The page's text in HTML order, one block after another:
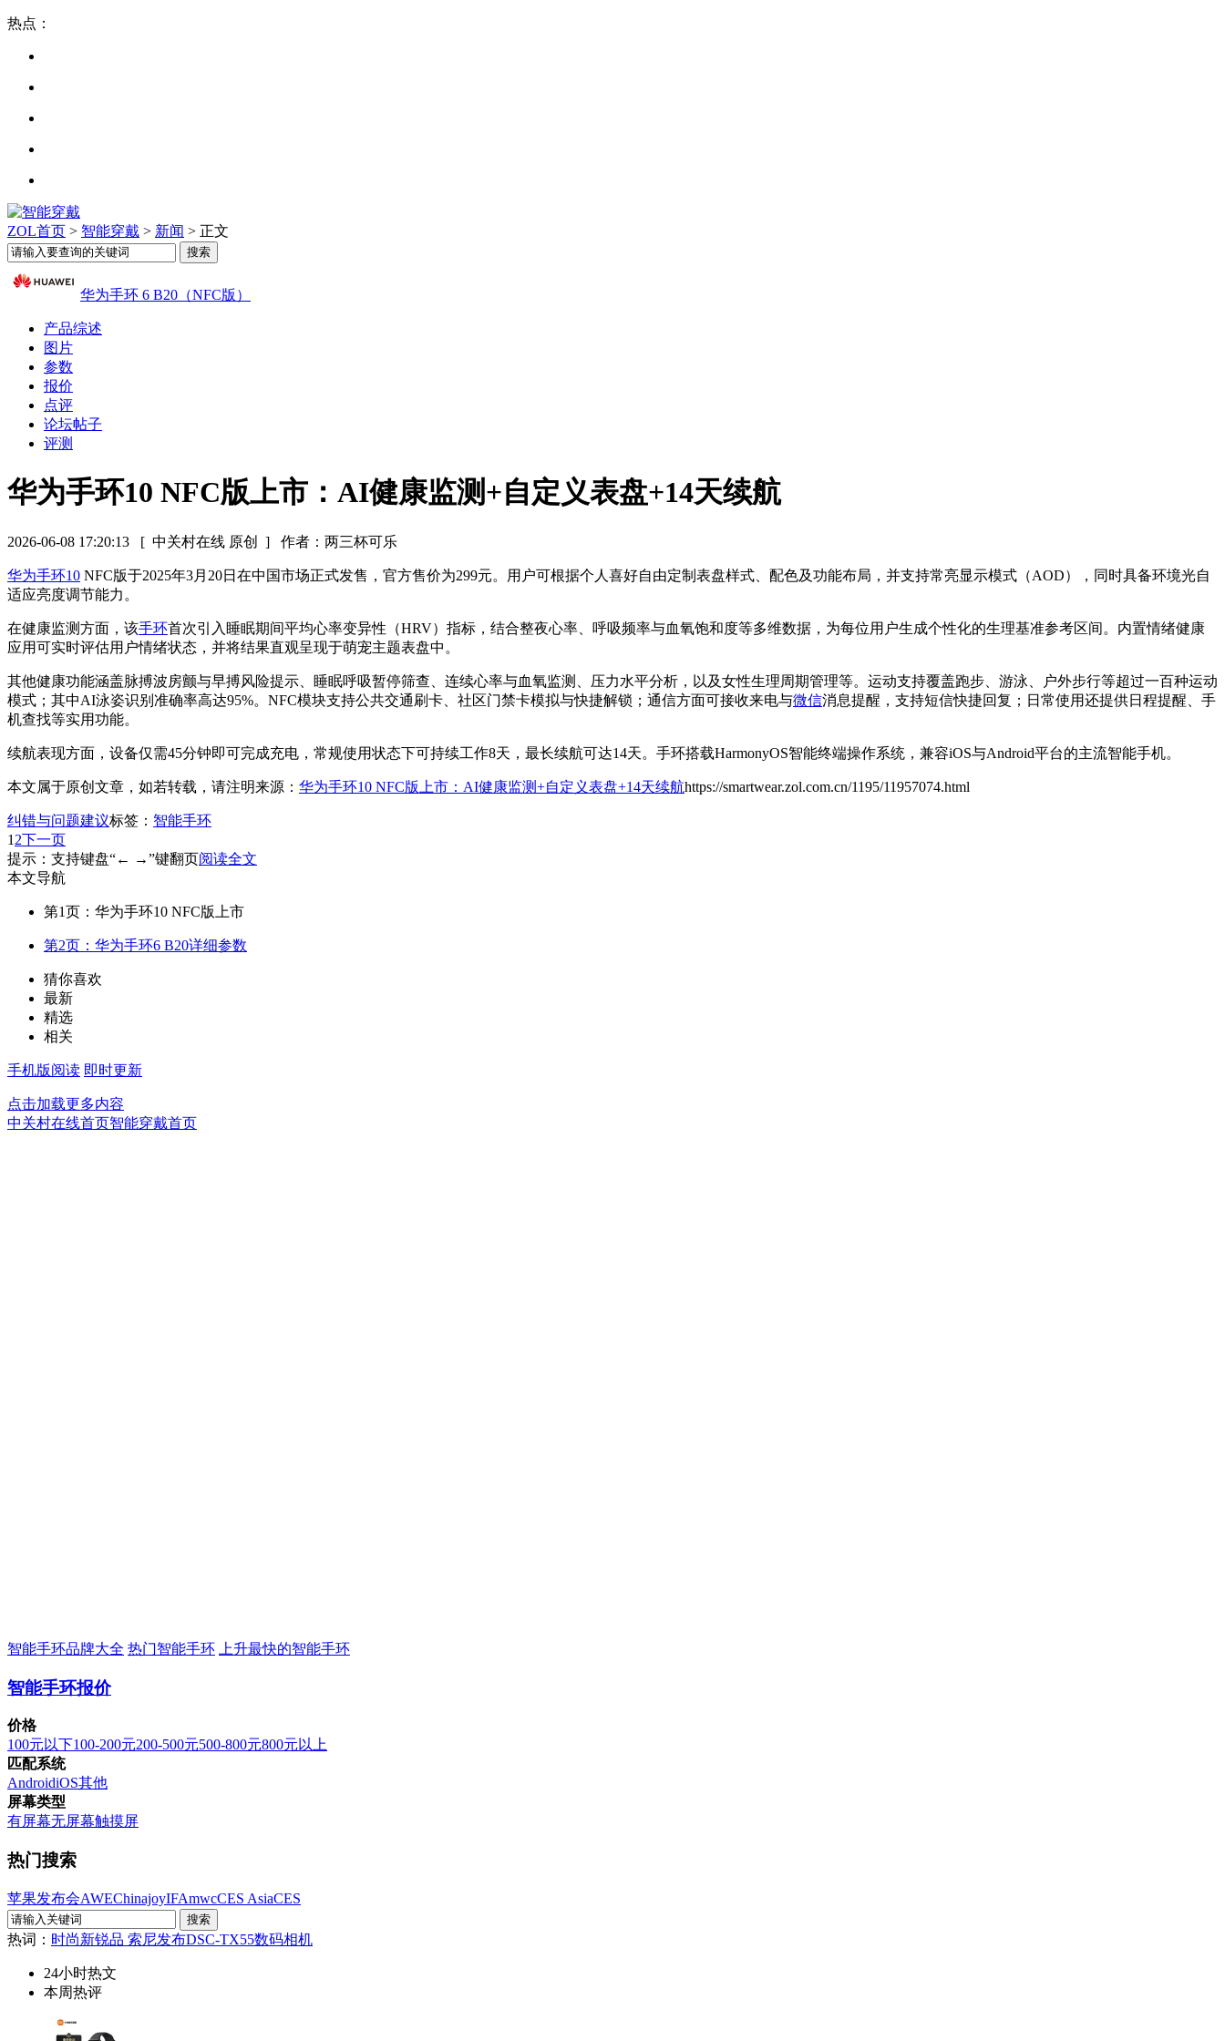
热点：
ZOL首页 > 智能穿戴 > 新闻 > 正文
华为手环 6 B20（NFC版）
产品综述
图片
参数
报价
点评
论坛帖子
评测
华为手环10 NFC版上市：AI健康监测+自定义表盘+14天续航
2026-06-08 17:20:13 [ 中关村在线 原创 ] 作者：两三杯可乐
华为手环10 NFC版于2025年3月20日在中国市场正式发售，官方售价为299元。用户可根据个人喜好自由定制表盘样式、配色及功能布局，并支持常亮显示模式（AOD），同时具备环境光自
适应亮度调节能力。
在健康监测方面，该手环首次引入睡眠期间平均心率变异性（HRV）指标，结合整夜心率、呼吸频率与血氧饱和度等多维数据，为每位用户生成个性化的生理基准参考区间。内置情绪健康
应用可实时评估用户情绪状态，并将结果直观呈现于萌宠主题表盘中。
其他健康功能涵盖脉搏波房颤与早搏风险提示、睡眠呼吸暂停筛查、连续心率与血氧监测、压力水平分析，以及女性生理周期管理等。运动支持覆盖跑步、游泳、户外步行等超过一百种运动
模式；其中AI泳姿识别准确率高达95%。NFC模块支持公共交通刷卡、社区门禁卡模拟与快捷解锁；通信方面可接收来电与微信消息提醒，支持短信快捷回复；日常使用还提供日程提醒、手
机查找等实用功能。
续航表现方面，设备仅需45分钟即可完成充电，常规使用状态下可持续工作8天，最长续航可达14天。手环搭载HarmonyOS智能终端操作系统，兼容iOS与Android平台的主流智能手机。
本文属于原创文章，如若转载，请注明来源： 华为手环10 NFC版上市：AI健康监测+自定义表盘+14天续航https://smartwear.zol.com.cn/1195/11957074.html
纠错与问题建议标签： 智能手环
1 2下一页
提示：支持键盘“← →”键翻页阅读全文
本文导航
第1页：华为手环10 NFC版上市
第2页：华为手环6 B20详细参数
猜你喜欢
最新
精选
相关
手机版阅读 即时更新
点击加载更多内容
中关村在线首页智能穿戴首页
智能手环品牌大全 热门智能手环 上升最快的智能手环
智能手环报价
价格
100元以下100-200元200-500元500-800元800元以上
匹配系统
AndroidiOS其他
屏幕类型
有屏幕无屏幕触摸屏
热门搜索
苹果发布会AWEChinajoyIFAmwcCES AsiaCES
热词： 时尚新锐品 索尼发布DSC-TX55数码相机
24小时热文
本周热评